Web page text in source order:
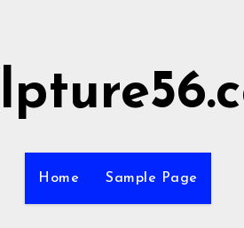
Home Sample Page